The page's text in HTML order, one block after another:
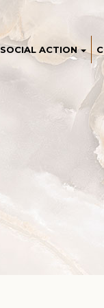
SOCIAL ACTION